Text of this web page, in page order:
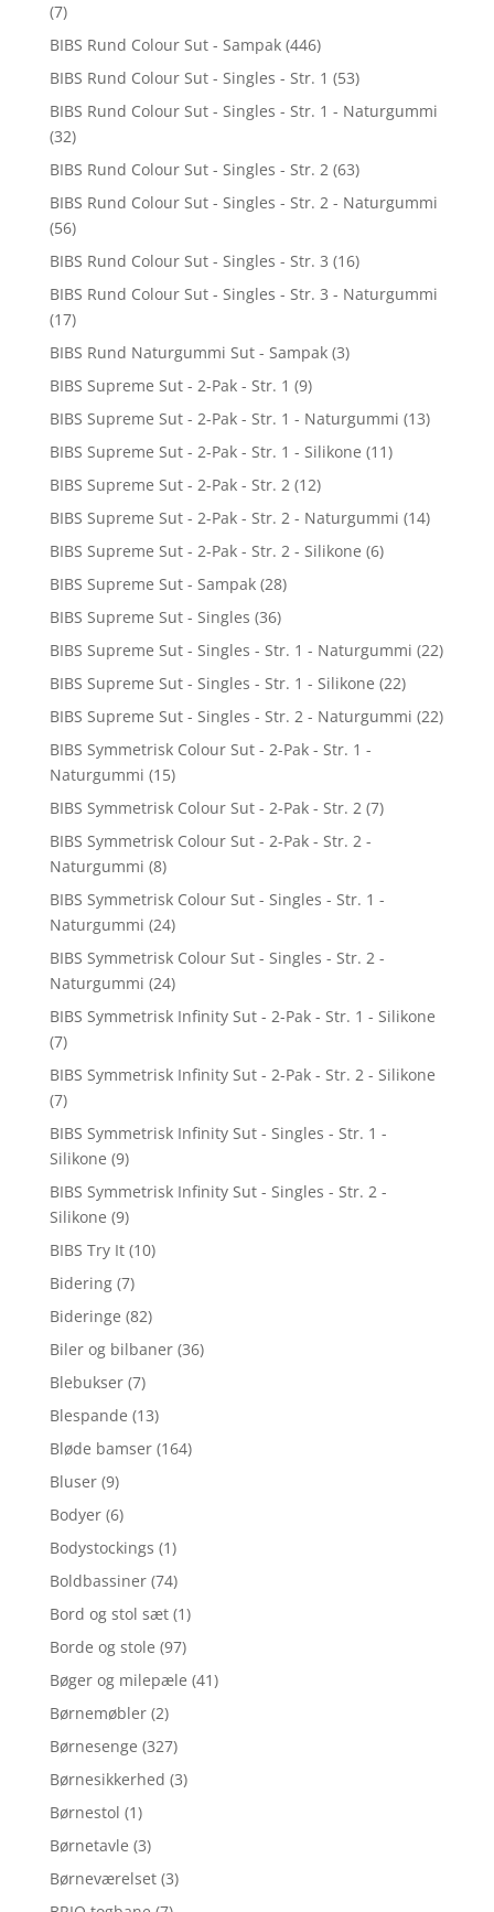
(7)
BIBS Rund Colour Sut - Sampak (446)
BIBS Rund Colour Sut - Singles - Str. 1 (53)
BIBS Rund Colour Sut - Singles - Str. 1 - Naturgummi
(32)
BIBS Rund Colour Sut - Singles - Str. 2 (63)
BIBS Rund Colour Sut - Singles - Str. 2 - Naturgummi
(56)
BIBS Rund Colour Sut - Singles - Str. 3 (16)
BIBS Rund Colour Sut - Singles - Str. 3 - Naturgummi
(17)
BIBS Rund Naturgummi Sut - Sampak (3)
BIBS Supreme Sut - 2-Pak - Str. 1 (9)
BIBS Supreme Sut - 2-Pak - Str. 1 - Naturgummi (13)
BIBS Supreme Sut - 2-Pak - Str. 1 - Silikone (11)
BIBS Supreme Sut - 2-Pak - Str. 2 (12)
BIBS Supreme Sut - 2-Pak - Str. 2 - Naturgummi (14)
BIBS Supreme Sut - 2-Pak - Str. 2 - Silikone (6)
BIBS Supreme Sut - Sampak (28)
BIBS Supreme Sut - Singles (36)
BIBS Supreme Sut - Singles - Str. 1 - Naturgummi (22)
BIBS Supreme Sut - Singles - Str. 1 - Silikone (22)
BIBS Supreme Sut - Singles - Str. 2 - Naturgummi (22)
BIBS Symmetrisk Colour Sut - 2-Pak - Str. 1 -
Naturgummi (15)
BIBS Symmetrisk Colour Sut - 2-Pak - Str. 2 (7)
BIBS Symmetrisk Colour Sut - 2-Pak - Str. 2 -
Naturgummi (8)
BIBS Symmetrisk Colour Sut - Singles - Str. 1 -
Naturgummi (24)
BIBS Symmetrisk Colour Sut - Singles - Str. 2 -
Naturgummi (24)
BIBS Symmetrisk Infinity Sut - 2-Pak - Str. 1 - Silikone
(7)
BIBS Symmetrisk Infinity Sut - 2-Pak - Str. 2 - Silikone
(7)
BIBS Symmetrisk Infinity Sut - Singles - Str. 1 -
Silikone (9)
BIBS Symmetrisk Infinity Sut - Singles - Str. 2 -
Silikone (9)
BIBS Try It (10)
Bidering (7)
Bideringe (82)
Biler og bilbaner (36)
Blebukser (7)
Blespande (13)
Bløde bamser (164)
Bluser (9)
Bodyer (6)
Bodystockings (1)
Boldbassiner (74)
Bord og stol sæt (1)
Borde og stole (97)
Bøger og milepæle (41)
Børnemøbler (2)
Børnesenge (327)
Børnesikkerhed (3)
Børnestol (1)
Børnetavle (3)
Børneværelset (3)